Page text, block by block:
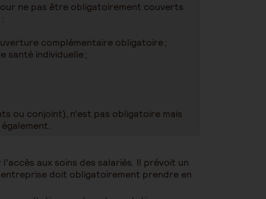
ne pas être obligatoirement couverts
complémentaire obligatoire ;
santé individuelle ;
ou conjoint), n’est pas obligatoire mais
aux soins des salariés. Il prévoit un
doit obligatoirement prendre en